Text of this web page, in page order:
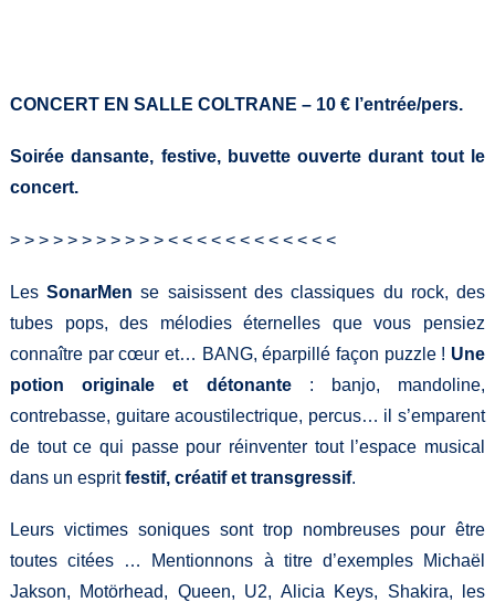
CONCERT EN SALLE COLTRANE – 10 € l’entrée/pers.
Soirée dansante, festive, buvette ouverte durant tout le
concert.
> > > > > > > > > > > < < < < < < < < < < < <
LesSonarMen se saisissent des classiques du rock, des
tubes pops, des mélodies éternelles que vous pensiez
connaître par cœur et… BANG, éparpillé façon puzzle ! Une
potion originale et détonante: banjo, mandoline,
contrebasse, guitare acoustilectrique, percus… il s’emparent
de tout ce qui passe pour réinventer tout l’espace musical
dans un espritfestif, créatif et transgressif.
Leurs victimes soniques sont trop nombreuses pour être
toutes citées … Mentionnons à titre d’exemples Michaël
Jakson, Motörhead, Queen, U2, Alicia Keys, Shakira, les